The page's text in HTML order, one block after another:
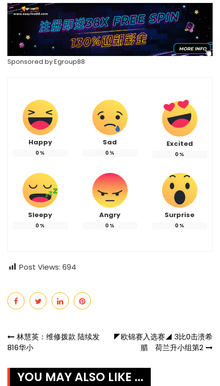
Sponsored byEgroup88
Happy
0 %
Sad
0 %
Excited
0 %
Sleepy
0 %
Angry
0 %
Surprise
0 %
Post Views: 694
Post
林慧英：维修拨款 陆续发
816华小
◤欧锦赛入选赛◢ 3比0击溃希
腊 荷兰升小组第2
YOU MAY ALSO LIKE ...